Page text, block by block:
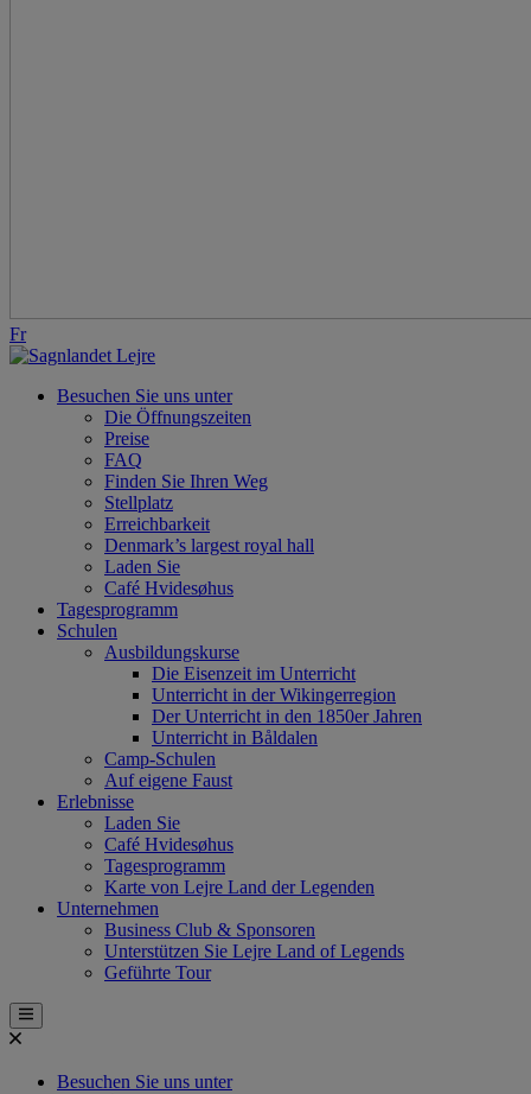
Fr
Besuchen Sie uns unter
Die Öffnungszeiten
Preise
FAQ
Finden Sie Ihren Weg
Stellplatz
Erreichbarkeit
Denmark’s largest royal hall
Laden Sie
Café Hvidesøhus
Tagesprogramm
Schulen
Ausbildungskurse
Die Eisenzeit im Unterricht
Unterricht in der Wikingerregion
Der Unterricht in den 1850er Jahren
Unterricht in Båldalen
Camp-Schulen
Auf eigene Faust
Erlebnisse
Laden Sie
Café Hvidesøhus
Tagesprogramm
Karte von Lejre Land der Legenden
Unternehmen
Business Club & Sponsoren
Unterstützen Sie Lejre Land of Legends
Geführte Tour
Besuchen Sie uns unter